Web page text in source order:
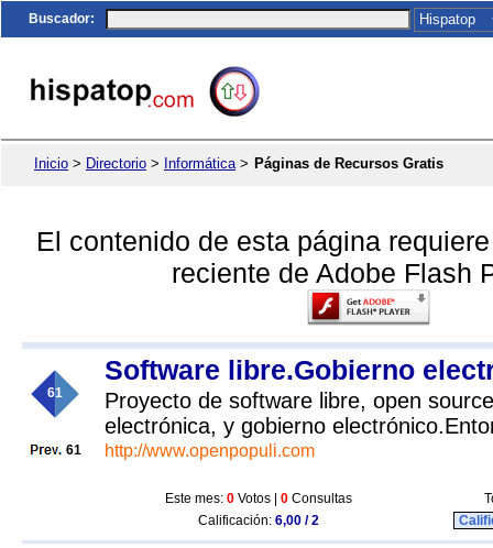
Buscador:
Inicio > Directorio > Informática> Páginas de Recursos Gratis
El contenido de esta página
reciente de Adobe Flash
61
61
Software libre.Gobierno
Proyecto de software libre, open
electrónica, y gobierno
http://www.openpopuli.com
Este mes: 0 Votos | 0 Consultas
Calificación: 6,00 / 2